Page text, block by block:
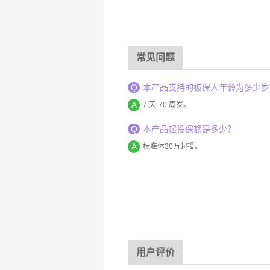
常见问题
Q
本产品支持的被保人年龄为多少
A
7 天-70 周岁。
Q
本产品起投保额是多少？
A
标准体30万起投。
用户评价